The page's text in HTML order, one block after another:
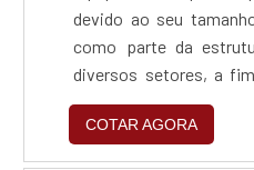
devido ao seu
como parte da
diversos setores, a
obra e,
capacidade produtiva
utilizada.MAIS
COTAR AGORA